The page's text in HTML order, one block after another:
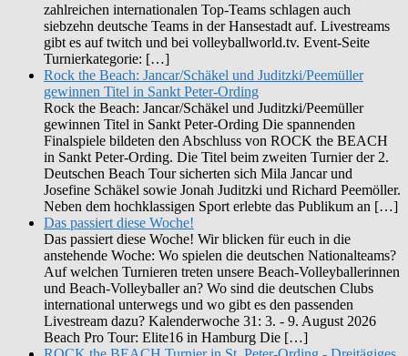
zahlreichen internationalen Top-Teams schlagen auch
siebzehn deutsche Teams in der Hansestadt auf. Livestreams
gibt es auf twitch und bei volleyballworld.tv. Event-Seite
Turnierkategorie: […]
Rock the Beach: Jancar/Schäkel und Juditzki/Peemüller
gewinnen Titel in Sankt Peter-Ording
Rock the Beach: Jancar/Schäkel und Juditzki/Peemüller
gewinnen Titel in Sankt Peter-Ording Die spannenden
Finalspiele bildeten den Abschluss von ROCK the BEACH
in Sankt Peter-Ording. Die Titel beim zweiten Turnier der 2.
Deutschen Beach Tour sicherten sich Mila Jancar und
Josefine Schäkel sowie Jonah Juditzki und Richard Peemöller.
Neben dem hochklassigen Sport erlebte das Publikum an […]
Das passiert diese Woche!
Das passiert diese Woche! Wir blicken für euch in die
anstehende Woche: Wo spielen die deutschen Nationalteams?
Auf welchen Turnieren treten unsere Beach-Volleyballerinnen
und Beach-Volleyballer an? Wo sind die deutschen Clubs
international unterwegs und wo gibt es den passenden
Livestream dazu? Kalenderwoche 31: 3. - 9. August 2026
Beach Pro Tour: Elite16 in Hamburg Die […]